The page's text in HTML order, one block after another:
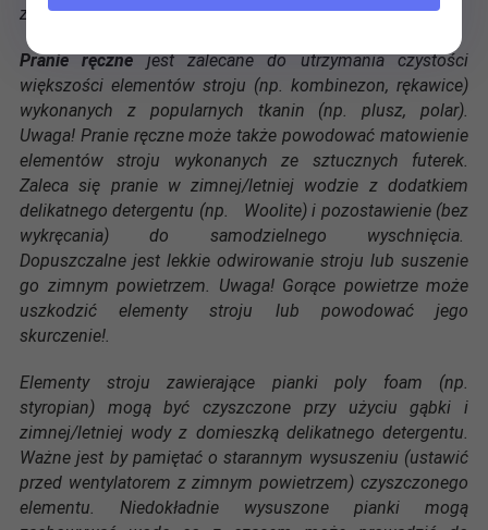
zniszczą elementy wykonane z pianki poly foam.
Pranie ręcznejest zalecane do utrzymania czystości
większości elementów stroju (np. kombinezon, rękawice)
wykonanych z popularnych tkanin (np. plusz, polar).
Uwaga! Pranie ręczne może także powodować matowienie
elementów stroju wykonanych ze sztucznych futerek.
Zaleca się pranie w zimnej/letniej wodzie z dodatkiem
delikatnego detergentu (np. Woolite) i pozostawienie (bez
wykręcania) do samodzielnego wyschnięcia.
Dopuszczalne jest lekkie odwirowanie stroju lub suszenie
go zimnym powietrzem. Uwaga! Gorące powietrze może
uszkodzić elementy stroju lub powodować jego
skurczenie!.
Elementy stroju zawierające pianki poly foam (np.
styropian) mogą być czyszczone przy użyciu gąbki i
zimnej/letniej wody z domieszką delikatnego detergentu.
Ważne jest by pamiętać o starannym wysuszeniu (ustawić
przed wentylatorem z zimnym powietrzem) czyszczonego
elementu. Niedokładnie wysuszone pianki mogą